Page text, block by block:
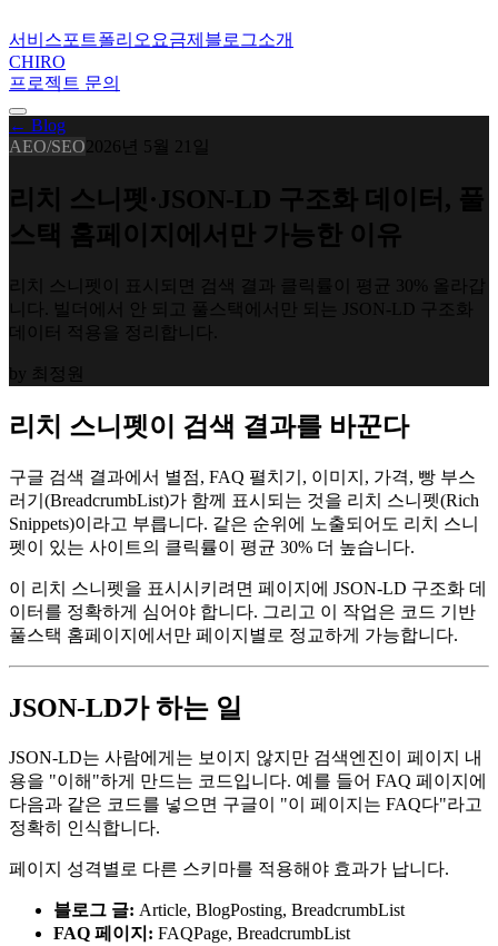
서비스포트폴리오 요금제 블로그소개
CHIRO
프로젝트 문의
← Blog
AEO/SEO 2026년 5월 21일
리치 스니펫·JSON-LD 구조화 데이터, 풀
스택 홈페이지에서만 가능한 이유
리치 스니펫이 표시되면 검색 결과 클릭률이 평균 30% 올라갑
니다. 빌더에서 안 되고 풀스택에서만 되는 JSON-LD 구조화
데이터 적용을 정리합니다.
by 최정원
리치 스니펫이 검색 결과를 바꾼다
구글 검색 결과에서 별점, FAQ 펼치기, 이미지, 가격, 빵 부스
러기(BreadcrumbList)가 함께 표시되는 것을 리치 스니펫(Rich
Snippets)이라고 부릅니다. 같은 순위에 노출되어도 리치 스니
펫이 있는 사이트의 클릭률이 평균 30% 더 높습니다.
이 리치 스니펫을 표시시키려면 페이지에 JSON-LD 구조화 데
이터를 정확하게 심어야 합니다. 그리고 이 작업은 코드 기반
풀스택 홈페이지에서만 페이지별로 정교하게 가능합니다.
JSON-LD가 하는 일
JSON-LD는 사람에게는 보이지 않지만 검색엔진이 페이지 내
용을 "이해"하게 만드는 코드입니다. 예를 들어 FAQ 페이지에
다음과 같은 코드를 넣으면 구글이 "이 페이지는 FAQ다"라고
정확히 인식합니다.
페이지 성격별로 다른 스키마를 적용해야 효과가 납니다.
블로그 글: Article, BlogPosting, BreadcrumbList
FAQ 페이지: FAQPage, BreadcrumbList